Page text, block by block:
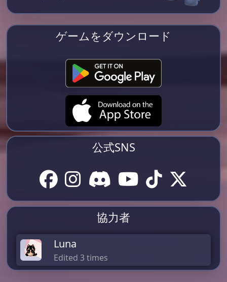
ゲームをダウンロード
公式SNS
協力者
Luna
Edited 3 times